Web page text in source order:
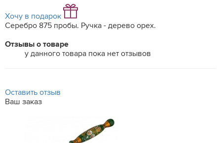
Хочу в подарок
Серебро 875 пробы. Ручка - дерево орех.
Отзывы о товаре
у данного товара пока нет отзывов
Оставить отзыв
Ваш заказ